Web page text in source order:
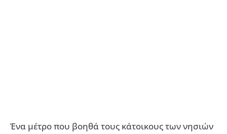
Ένα μέτρο που βοηθά τους κάτοικους των νησιών